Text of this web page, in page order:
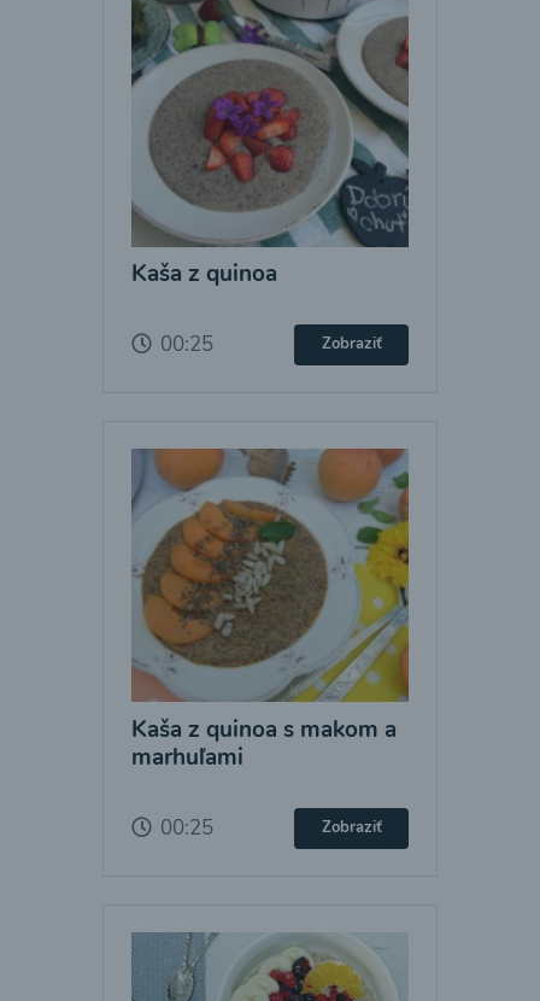
Kaša z quinoa
00:25 Zobraziť
Kaša z quinoa s makom a
marhuľami
00:25 Zobraziť